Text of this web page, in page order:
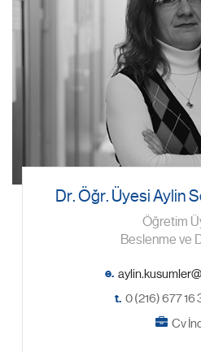
Dr. Öğr. Üyesi Aylin
Öğretim
Beslenme ve
e.
t. 0 (216) 677
Cv